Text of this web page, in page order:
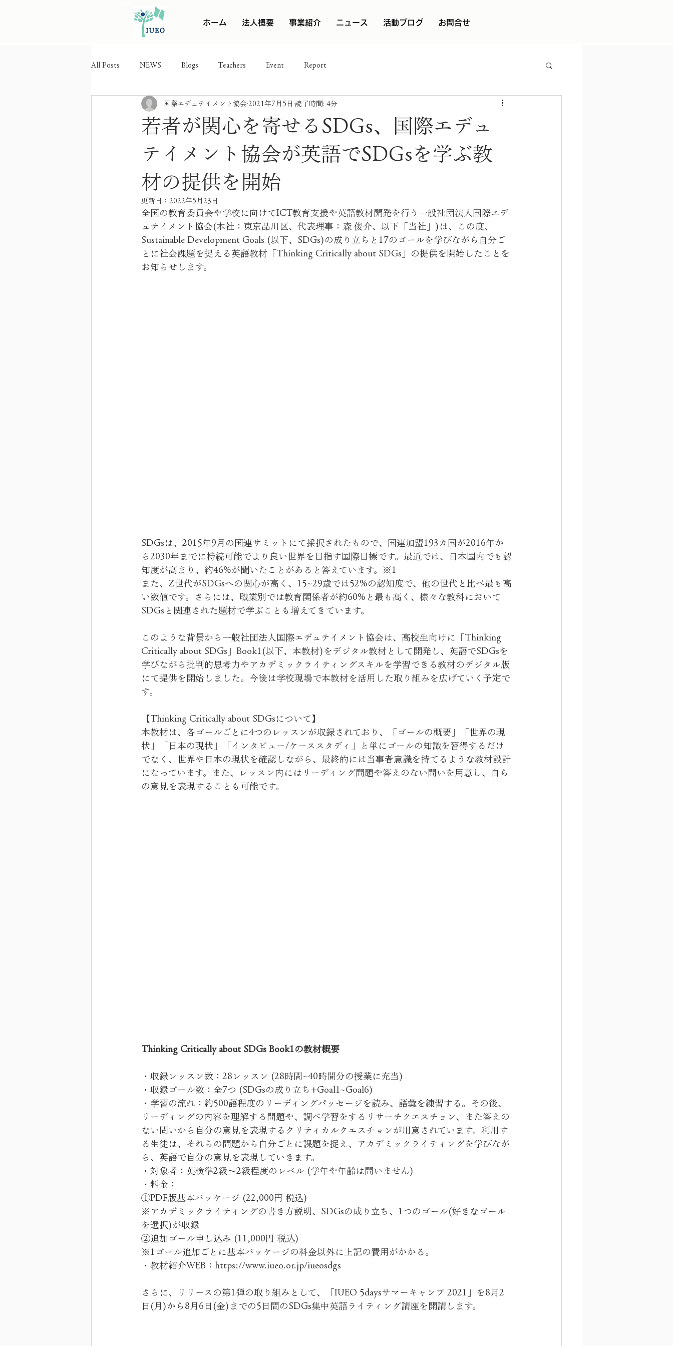
ホーム 法人概要 事業紹介 ニュース 活動ブログ お問合せ
All Posts NEWS Blogs Teachers Event Report
若者が関心を寄せるSDGs、国際エデュ
テイメント協会が英語でSDGsを学ぶ教
材の提供を開始
国際エデュテイメント協会 2021年7月5日 読了時間: 4分
更新日： 2022年5月23日
全国の教育委員会や学校に向けてICT教育支援や英語教材開発を行う一般社団法人国際エデ
ュテイメント協会(本社：東京品川区、代表理事：森 俊介、以下「当社」)は、この度、
Sustainable Development Goals (以下、SDGs)の成り立ちと17のゴールを学びながら自分ご
とに社会課題を捉える英語教材「Thinking Critically about SDGs」の提供を開始したことを
お知らせします。
SDGsは、2015年9月の国連サミットにて採択されたもので、国連加盟193カ国が2016年か
ら2030年までに持続可能でより良い世界を目指す国際目標です。最近では、日本国内でも認
知度が高まり、約46%が聞いたことがあると答えています。※1
また、Z世代がSDGsへの関心が高く、15~29歳では52%の認知度で、他の世代と比べ最も高
い数値です。さらには、職業別では教育関係者が約60%と最も高く、様々な教科において
SDGsと関連された題材で学ぶことも増えてきています。
このような背景から一般社団法人国際エデュテイメント協会は、高校生向けに「Thinking
Critically about SDGs」Book1(以下、本教材)をデジタル教材として開発し、英語でSDGsを
学びながら批判的思考力やアカデミックライティングスキルを学習できる教材のデジタル版
にて提供を開始しました。今後は学校現場で本教材を活用した取り組みを広げていく予定で
す。
【Thinking Critically about SDGsについて】
本教材は、各ゴールごとに4つのレッスンが収録されており、「ゴールの概要」「世界の現
状」「日本の現状」「インタビュー/ケーススタディ」と単にゴールの知識を習得するだけ
でなく、世界や日本の現状を確認しながら、最終的には当事者意識を持てるような教材設計
になっています。また、レッスン内にはリーディング問題や答えのない問いを用意し、自ら
の意見を表現することも可能です。
Thinking Critically about SDGs Book1の教材概要
・収録レッスン数：28レッスン (28時間~40時間分の授業に充当)
・収録ゴール数：全7つ (SDGsの成り立ち+Goal1~Goal6)
・学習の流れ：約500語程度のリーディングパッセージを読み、語彙を練習する。その後、
リーディングの内容を理解する問題や、調べ学習をするリサーチクエスチョン、また答えの
ない問いから自分の意見を表現するクリティカルクエスチョンが用意されています。利用す
る生徒は、それらの問題から自分ごとに課題を捉え、アカデミックライティングを学びなが
ら、英語で自分の意見を表現していきます。
・対象者：英検準2級〜2級程度のレベル (学年や年齢は問いません)
・料金：
①PDF版基本パッケージ (22,000円 税込)
※アカデミックライティングの書き方説明、SDGsの成り立ち、1つのゴール(好きなゴール
を選択)が収録
②追加ゴール申し込み (11,000円 税込)
※1ゴール追加ごとに基本パッケージの料金以外に上記の費用がかかる。
・教材紹介WEB：https://www.iueo.or.jp/iueosdgs
さらに、リリースの第1弾の取り組みとして、「IUEO 5daysサマーキャンプ 2021」を8月2
日(月)から8月6日(金)までの5日間のSDGs集中英語ライティング講座を開講します。